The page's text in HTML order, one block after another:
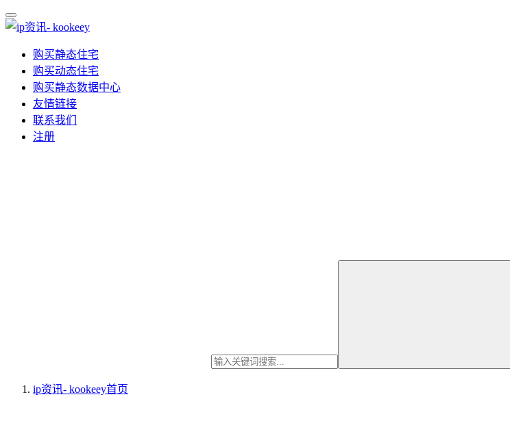
购买静态住宅
购买动态住宅
购买静态数据中心
友情链接
联系我们
注册
ip资讯- kookeey首页